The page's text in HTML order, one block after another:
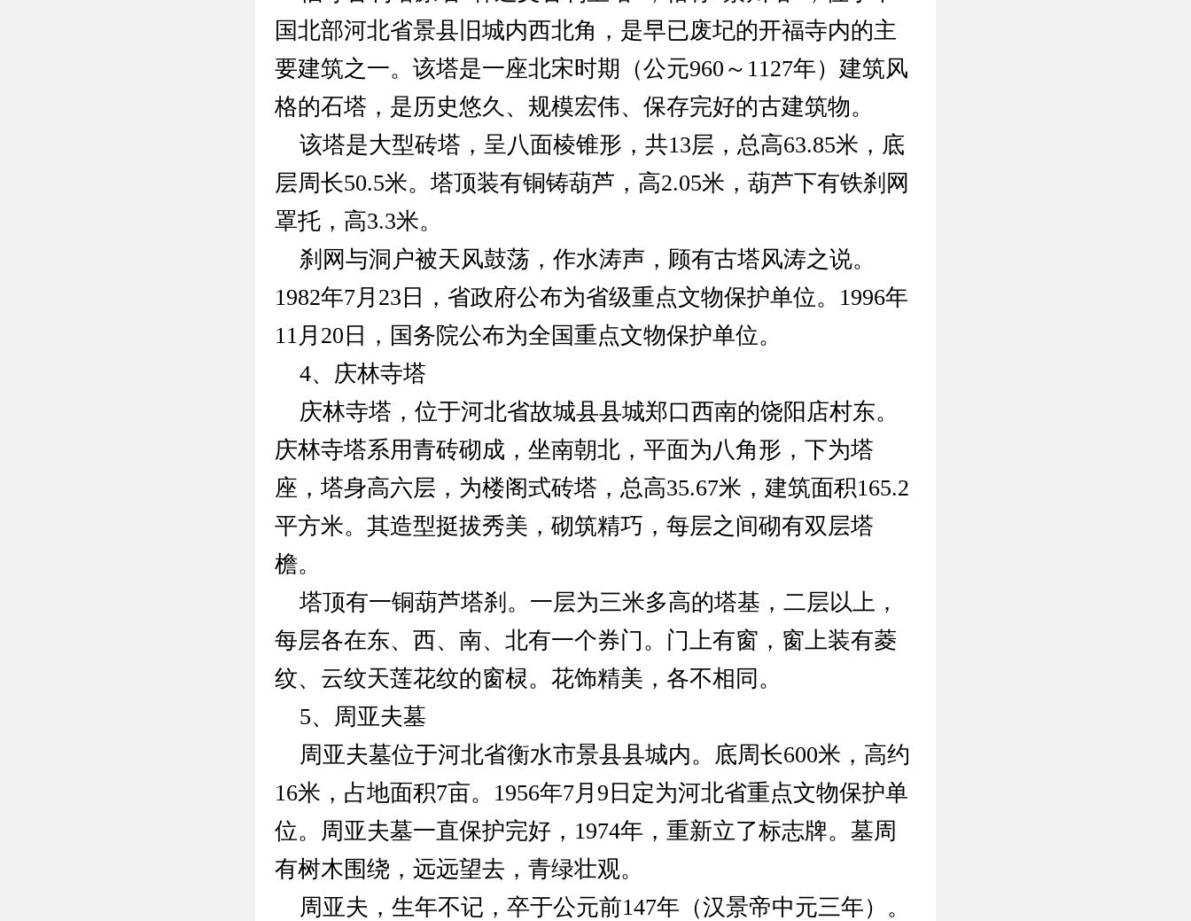
国北部河北省景县旧城内西北角，是早已废圮的开福寺内的主
要建筑之一。该塔是一座北宋时期（公元960～1127年）建筑风
格的石塔，是历史悠久、规模宏伟、保存完好的古建筑物。
该塔是大型砖塔，呈八面棱锥形，共13层，总高63.85米，底
层周长50.5米。塔顶装有铜铸葫芦，高2.05米，葫芦下有铁刹网
罩托，高3.3米。
刹网与洞户被天风鼓荡，作水涛声，顾有古塔风涛之说。
1982年7月23日，省政府公布为省级重点文物保护单位。1996年
11月20日，国务院公布为全国重点文物保护单位。
4、庆林寺塔
庆林寺塔，位于河北省故城县县城郑口西南的饶阳店村东。
庆林寺塔系用青砖砌成，坐南朝北，平面为八角形，下为塔
座，塔身高六层，为楼阁式砖塔，总高35.67米，建筑面积165.2
平方米。其造型挺拔秀美，砌筑精巧，每层之间砌有双层塔
檐。
塔顶有一铜葫芦塔刹。一层为三米多高的塔基，二层以上，
每层各在东、西、南、北有一个券门。门上有窗，窗上装有菱
纹、云纹天莲花纹的窗棂。花饰精美，各不相同。
5、周亚夫墓
周亚夫墓位于河北省衡水市景县县城内。底周长600米，高约
16米，占地面积7亩。1956年7月9日定为河北省重点文物保护单
位。周亚夫墓一直保护完好，1974年，重新立了标志牌。墓周
有树木围绕，远远望去，青绿壮观。
周亚夫，生年不记，卒于公元前147年（汉景帝中元三年）。